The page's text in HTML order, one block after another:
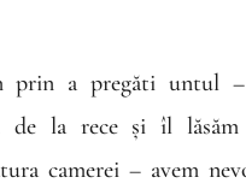
prin a pregăti untul
de la rece și îl
camerei – avem